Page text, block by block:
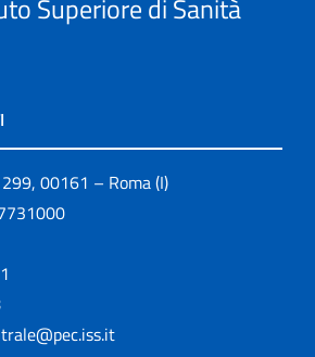
Superiore di Sanità
00161 – Roma (I)